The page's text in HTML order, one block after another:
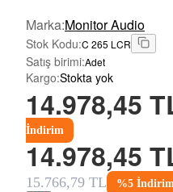
Marka:Monitor Audio
Stok Kodu:C 265 LCR
Satış birimi:Adet
Kargo:Stokta yok
14.978,45
İndirim
14.978,45
15.766,79 TL %5